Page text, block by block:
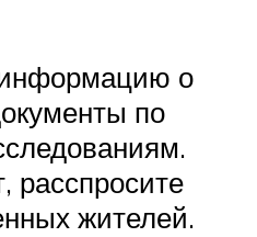
о
по
расспросите
жителей.